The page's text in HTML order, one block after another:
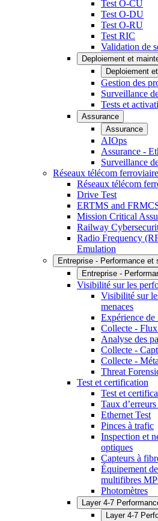
Test O-CU
Test O-DU
Test O-RU
Test RIC
Validation de
Deploiement et
Deploiement
Gestion des
Surveillance
Tests et
Assurance
Assurance
AIOps
Assurance -
Surveillance
Réseaux télécom
Réseaux télécom
Drive Test
ERTMS and
Mission Critical
Railway
Radio Frequency
Emulation
Entreprise - Performance et
Entreprise -
Visibilité sur les
Visibilité sur
menaces
Expérience de
Collecte -
Analyse des
Collecte -
Collecte -
Threat
Test et certification
Test et
Taux
Ethernet Test
Pinces à trafic
Inspection et
optiques
Capteurs à
Équipement
multifibres
Photomètres
Layer 4-7
Layer 4-7